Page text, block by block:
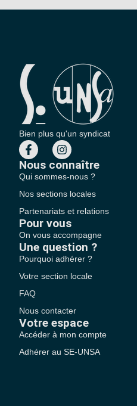
Bien plus qu'un syndicat
Nous connaître
Qui sommes-nous ?
Nos sections locales
Partenariats et relations
Pour vous
On vous accompagne
Une question ?
Pourquoi adhérer ?
Votre section locale
FAQ
Nous contacter
Votre espace
Accéder à mon compte
Adhérer au SE-UNSA